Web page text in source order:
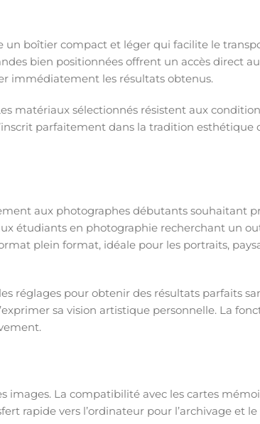
un boîtier compact et léger qui facilite le
bien positionnées offrent un accès direct
immédiatement les résultats obtenus.
matériaux sélectionnés résistent aux
parfaitement dans la tradition esthétique
aux photographes débutants souhaitant
étudiants en photographie recherchant un
plein format, idéale pour les portraits,
pour obtenir des résultats parfaits
sa vision artistique personnelle. La
La compatibilité avec les cartes
rapide vers l’ordinateur pour l’archivage et